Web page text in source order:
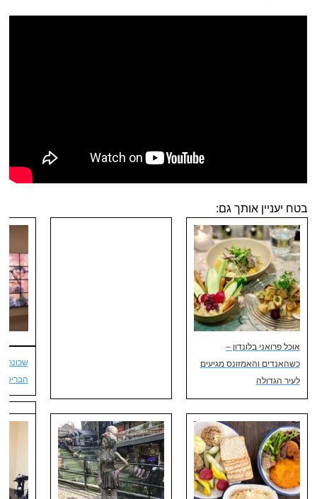
בטח יעניין אותך גם:
אוכל פרואני בלונדון –
כשהאנדים והאמזונס מגיעים
לעיר הגדולה
שכונת
בלונדון
סיורי